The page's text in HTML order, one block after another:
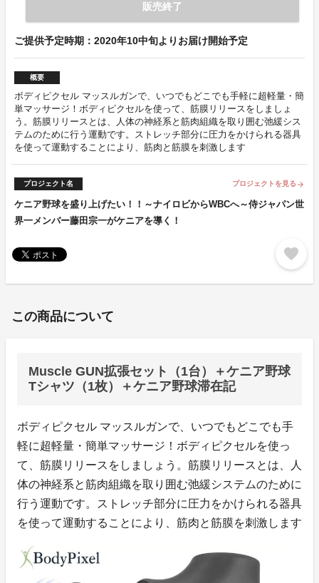
販売終了
ご提供予定時期：2020年10中旬よりお届け開始予定
概要
ボディピクセル マッスルガンで、いつでもどこでも手軽に超軽量・簡
単マッサージ！ボディピクセルを使って、筋膜リリースをしましょ
う。筋膜リリースとは、人体の神経系と筋肉組織を取り囲む弛緩シス
テムのために行う運動です。ストレッチ部分に圧力をかけられる器具
を使って運動することにより、筋肉と筋膜を刺激します
プロジェクト名 プロジェクトを見る arrow_forward
ケニア野球を盛り上げたい！！～ナイロビからWBCへ～侍ジャパン世
界一メンバー藤田宗一がケニアを導く！
favorite
この商品について
Muscle GUN拡張セット（1台）＋ケニア野球
Tシャツ（1枚）＋ケニア野球滞在記
ボディピクセル マッスルガンで、いつでもどこでも手
軽に超軽量・簡単マッサージ！ボディピクセルを使っ
て、筋膜リリースをしましょう。筋膜リリースとは、人
体の神経系と筋肉組織を取り囲む弛緩システムのために
行う運動です。ストレッチ部分に圧力をかけられる器具
を使って運動することにより、筋肉と筋膜を刺激します